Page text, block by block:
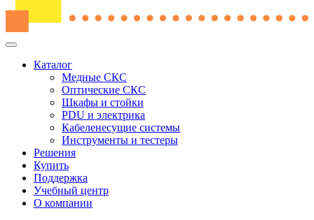
Каталог
Медные СКС
Оптические СКС
Шкафы и стойки
PDU и электрика
Кабеленесущие системы
Инструменты и тестеры
Решения
Купить
Поддержка
Учебный центр
О компании